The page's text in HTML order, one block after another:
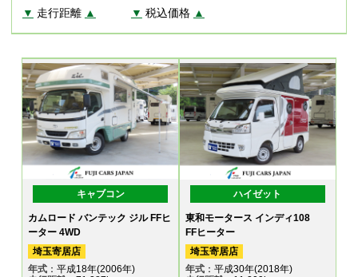
▼ 走行距離 ▲ ▼ 税込価格 ▲
キャブコン
カムロード バンテック ジル FFヒ
ーター 4WD
埼玉寄居店
年式 ：平成18年(2006年)
ハイゼット
東和モータース インディ108
FFヒーター
埼玉寄居店
年式：平成30年(2018年)